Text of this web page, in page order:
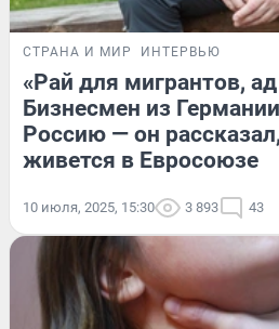
СТРАНА И МИР ИНТЕРВЬЮ
«Рай для мигрантов,
Бизнесмен из
Россию — он
живется в Евросоюзе
10 июля, 2025, 15:30 3 893 43